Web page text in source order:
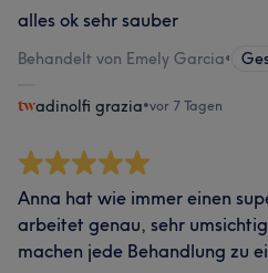
alles ok sehr sauber
Behandelt von Emely Garcia•
adinolfi grazia•vor 7 Tagen
Anna hat wie immer einen
arbeitet genau, sehr
machen jede Behandlung zu